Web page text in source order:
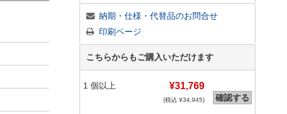
納期・仕様・代替品のお問合せ
印刷ページ
こちらからもご購入いただけます
1 個以上 ¥31,769
(税込 ¥34,945) 確認する